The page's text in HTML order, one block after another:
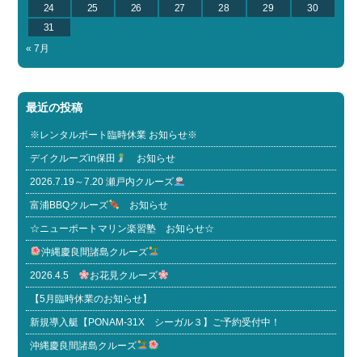
24
25 26 27 28 29
30
31
« 7月
最近の投稿
※レンタルボート臨時休業 お知らせ※
デイクルーズin保田 お知らせ
2026.7.19～7.20 瀬戸内クルーズ
富浦BBQクルーズ お知らせ
☆ニューポートマリン楽習塾 お知らせ☆
沖縄慶良間諸島クルーズ
2026.4.5 お花見クルーズ
【5月臨時休業のお知らせ】
新規導入艇【PONAM-31X シーガル３】ご予約受付中！
沖縄慶良間諸島クルーズ